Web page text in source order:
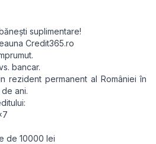
suplimentare!
Credit365.ro
bancar.
rezident permanent al României în
ani.
de 10000 lei